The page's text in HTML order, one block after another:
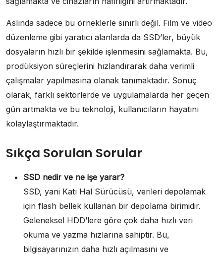
Aslında sadece bu örneklerle sınırlı değil. Film ve video
düzenleme gibi yaratıcı alanlarda da SSD’ler, büyük
dosyaların hızlı bir şekilde işlenmesini sağlamakta. Bu,
prodüksiyon süreçlerini hızlandırarak daha verimli
çalışmalar yapılmasına olanak tanımaktadır. Sonuç
olarak, farklı sektörlerde ve uygulamalarda her geçen
gün artmakta ve bu teknoloji, kullanıcıların hayatını
kolaylaştırmaktadır.
Sıkça Sorulan Sorular
SSD nedir ve ne işe yarar?
SSD, yani Katı Hal Sürücüsü, verileri depolamak
için flash bellek kullanan bir depolama birimidir.
Geleneksel HDD’lere göre çok daha hızlı veri
okuma ve yazma hızlarına sahiptir. Bu,
bilgisayarınızın daha hızlı açılmasını ve